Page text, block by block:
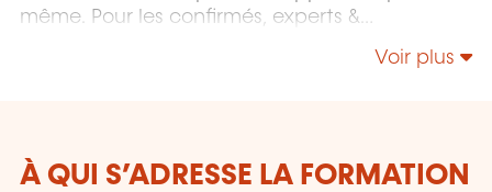
même. Pour les confirmés, experts &
techniques et élargir sa gamme de soins du
Voir plus
À QUI S’ADRESSE LA FORMATION